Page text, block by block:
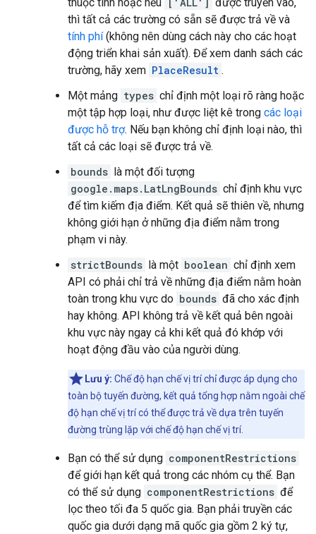
thì tất cả các trường có sẵn sẽ được trả về và
tính phí(không nên dùng cách này cho các hoạt
động triển khai sản xuất). Để xem danh sách các
trường, hãy xem PlaceResult .
Một mảng types chỉ định một loại rõ ràng hoặc
một tập hợp loại, như được liệt kê trong các loại
được hỗ trợ. Nếu bạn không chỉ định loại nào, thì
tất cả các loại sẽ được trả về.
bounds
là một đối tượng
google.maps.LatLngBounds chỉ định khu vực
để tìm kiếm địa điểm. Kết quả sẽ thiên về, nhưng
không giới hạn ở những địa điểm nằm trong
phạm vi này.
strictBounds
là một boolean chỉ định xem
API có phải chỉ trả về những địa điểm nằm hoàn
toàn trong khu vực do bounds đã cho xác định
hay không. API không trả về kết quả bên ngoài
khu vực này ngay cả khi kết quả đó khớp với
hoạt động đầu vào của người dùng.
Lưu ý: Chế độ hạn chế vị trí chỉ được áp dụng cho
toàn bộ tuyến đường, kết quả tổng hợp nằm ngoài chế
độ hạn chế vị trí có thể được trả về dựa trên tuyến
đường trùng lặp với chế độ hạn chế vị trí.
Bạn có thể sử dụng componentRestrictions
để giới hạn kết quả trong các nhóm cụ thể. Bạn
có thể sử dụng componentRestrictions để
lọc theo tối đa 5 quốc gia. Bạn phải truyền các
quốc gia dưới dạng mã quốc gia gồm 2 ký tự,